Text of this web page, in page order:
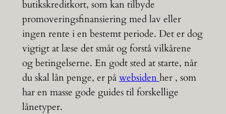
butikskreditkort, som kan tilbyde
promoveringsfinansiering med lav eller
ingen rente i en bestemt periode. Det er dog
vigtigt at læse det småt og forstå vilkårene
og betingelserne. En godt sted at starte, når
du skal lån penge, er påwebsidenher , som
har en masse gode guides til forskellige
lånetyper.